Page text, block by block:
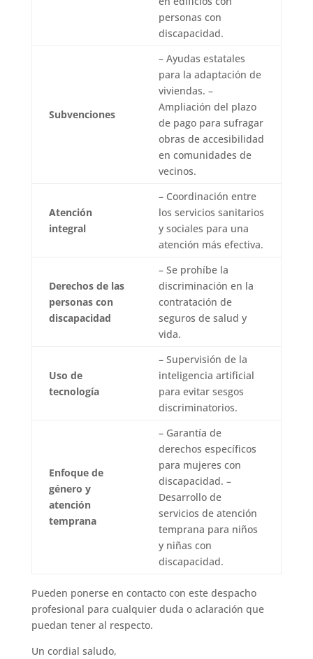
personas con
discapacidad.
Subvenciones
– Ayudas estatales
para la adaptación de
viviendas. –
Ampliación del plazo
de pago para sufragar
obras de accesibilidad
en comunidades de
vecinos.
Atención
integral
– Coordinación entre
los servicios sanitarios
y sociales para una
atención más efectiva.
Derechos de las
personas con
discapacidad
– Se prohíbe la
discriminación en la
contratación de
seguros de salud y
vida.
Uso de
tecnología
– Supervisión de la
inteligencia artificial
para evitar sesgos
discriminatorios.
Enfoque de
género y
atención
temprana
– Garantía de
derechos específicos
para mujeres con
discapacidad. –
Desarrollo de
servicios de atención
temprana para niños
y niñas con
discapacidad.
Pueden ponerse en contacto con este despacho
profesional para cualquier duda o aclaración que
puedan tener al respecto.
Un cordial saludo,